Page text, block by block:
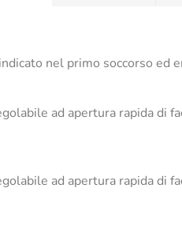
indicato nel primo soccorso ed
ad apertura rapida di
ad apertura rapida di